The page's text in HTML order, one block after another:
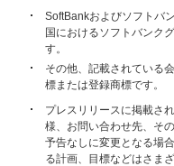
SoftBankおよびソフトバ
国におけるソフトバンク
す。
その他、記載されている
標または登録商標です。
プレスリリースに掲載さ
様、お問い合わせ先、そ
予告なしに変更となる場
る計画、目標などはさま